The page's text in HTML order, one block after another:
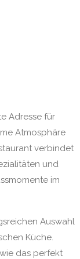
Adresse für
Atmosphäre
verbindet
und
im
Auswahl
Küche.
das perfekt